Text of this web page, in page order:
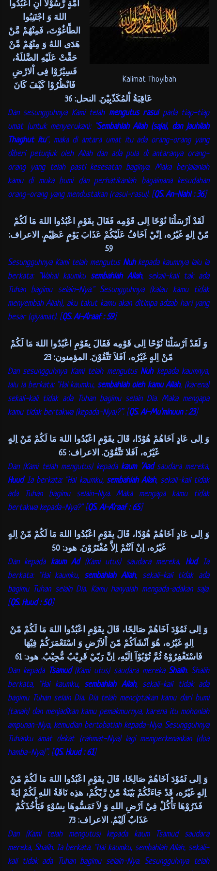
Kalimat Thoyibah
اُمَّةٍ رَّسُوْلاً اَنِ اعْبُدُوا
اللهَ وَ اجْتَنِبُوا
الطَّاغُوْتَ، فَمِنْهُمْ مَّنْ
هَدَى اللهُ وَ مِنْهُمْ مَّنْ
حَقَّتْ عَلَيْهِ الضَّللَةُ،
فَسِيْرُوْا فِى اْلارْضِ
فَانْظُرُوْا كَيْفَ كَانَ
عَاقِبَةُ اْلمُكَذّبِيْنَ. النحل: 36
Dan sesungguhnya Kami telah mengutus rasulpada tiap-tiap
umat (untuk menyerukan): "Sembahlah Allah (saja), dan jauhilah
Thaghut itu", maka di antara umat itu ada orang-orang yang
diberi petunjuk oleh Allah dan ada pula di antaranya orang-
orang yang telah pasti kesesatan baginya. Maka berjalanlah
kamu di muka bumi dan perhatikanlah bagaimana kesudahan
orang-orang yang mendustakan (rasul-rasul). [QS. An-Nahl : 36]
لَقَدْ اَرْسَلْنَا نُوْحًا اِلى قَوْمِه فَقَالَ يقَوْمِ اعْبُدُوا اللهَ مَا لَكُمْ
مّنْ اِلهٍ غَيْرُه، اِنّيْ اَخَافُ عَلَيْكُمْ عَذَابَ يَوْمٍ عَظِيْمٍ. الاعراف:
59
Sesungguhnya Kami telah mengutus Nuhkepada kaumnya lalu ia
berkata: "Wahai kaumku sembahlah Allah, sekali-kali tak ada
Tuhan bagimu selain-Nya." Sesungguhnya (kalau kamu tidak
menyembah Allah), aku takut kamu akan ditimpa adzab hari yang
besar (qiyamat). [QS. Al-A’raaf : 59]
وَ لَقَدْ اَرْسَلْنَا نُوْحًا اِلى قَوْمِه فَقَالَ يقَوْمِ اعْبُدُوا اللهَ مَا لَكُمْ
مّنْ اِلهٍ غَيْرُه، اَفَلاَ تَتَّقُوْنَ. المؤمنون: 23
Dan sesungguhnya Kami telah mengutus Nuhkepada kaumnya,
lalu ia berkata: "Hai kaumku, sembahlah oleh kamu Allah, (karena)
sekali-kali tidak ada Tuhan bagimu selain Dia. Maka mengapa
kamu tidak bertakwa (kepada-Nya)?”. [QS. Al-Mu’minuun : 23]
وَ اِلى عَادٍ اَخَاهُمْ هُوْدًا، قَالَ يقَوْمِ اعْبُدُوا اللهَ مَا لَكُمْ مّنْ اِلهٍ
غَيْرُه، اَفَلا تَتَّقُوْنَ. الاعراف: 65
Dan (Kami telah mengutus) kepada kaum ‘Aadsaudara mereka,
Huud. Ia berkata: "Hai kaumku, sembahlah Allah, sekali-kali tidak
ada Tuhan bagimu selain-Nya. Maka mengapa kamu tidak
bertakwa kepada-Nya?" [QS. Al-A’raaf : 65]
وَ اِلى عَادٍ اَخَاهُمْ هُوْدًا، قَالَ يقَوْمِ اعْبُدُوا اللهَ مَا لَكُمْ مّنْ اِلهٍ
غَيْرُه، اِنْ اَنْتُمْ اِلاَّ مُفْتَرُوْنَ. هود: 50
Dan kepada kaum Ad(Kami utus) saudara mereka, Hud. Ia
berkata: "Hai kaumku, sembahlah Allah, sekali-kali tidak ada
bagimu Tuhan selain Dia. Kamu hanyalah mengada-adakan saja.
[QS. Huud : 50]
وَ اِلى ثَمُوْدَ اَخَاهُمْ صَالِحًا، قَالَ يقَوْمِ اعْبُدُوا اللهَ مَا لَكُمْ مّنْ
اِلهٍ غَيْرُه، هُوَ اَنْشَاَكُمْ مّنَ اْلاَرْضِ وَ اسْتَعْمَرَكُمْ فِيْهَا
فَاسْتَغْفِرُوْهُ ثُمَّ تُوْبُوْآ اِلَيْهِ، اِنَّ رَبّيْ قَرِيْبٌ مُّجِيْبٌ. هود: 61
Dan kepada Tsamud(Kami utus) saudara merekaShalih. Shalih
berkata, "Hai kaumku,sembahlah Allah, sekali-kali tidak ada
bagimu Tuhan selain Dia. Dia telah menciptakan kamu dari bumi
(tanah) dan menjadikan kamu pemakmurnya, karena itu mohonlah
ampunan-Nya, kemudian bertobatlah kepada-Nya. Sesungguhnya
Tuhanku amat dekat (rahmat-Nya) lagi memperkenankan (doa
hamba-Nya)”. [QS. Huud : 61]
وَ اِلى ثَمُوْدَ اَخَاهُمْ صَالِحًا، قَالَ يقَوْمِ اعْبُدُوا اللهَ مَا لَكُمْ مّنْ
اِلهٍ غَيْرُه، قَدْ جَاءَتْكُمْ بَيّنَةٌ مّنْ رَّبّكُمْ، هذِه نَاقَةُ اللهِ لَكُمْ ايَةً
فَذَرُوْهَا تَأْكُلْ فِيْ اَرْضِ اللهِ وَ لاَ تَمَسُّوهَا بِسُوْءٍ فَيَأْخُذَكُمْ
عَذَابٌ اَلِيْمٌ. الاعراف: 73
Dan (Kami telah mengutus) kepada kaum Tsamud saudara
mereka, Shalih. Ia berkata. "Hai kaumku, sembahlah Allah, sekali-
kali tidak ada Tuhan bagimu selain-Nya. Sesungguhnya telah